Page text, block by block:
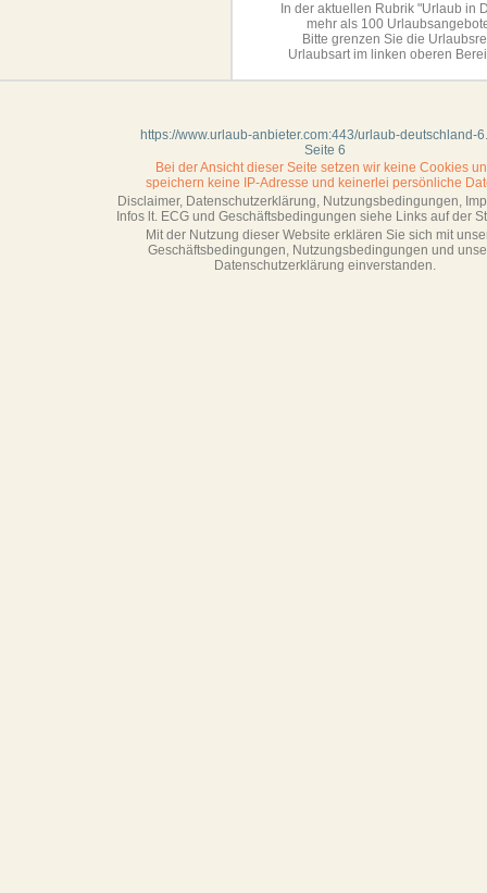
In der aktuellen Rubrik "Urlaub in
mehr als 100
Bitte grenzen Sie die
Urlaubsart im linken oberen
https://www.urlaub-anbieter.com:443/urlaub-deutschland-
Seite 6
Bei der Ansicht dieser Seite setzen wir keine Cookies
speichern keine IP-Adresse und keinerlei persönliche
Disclaimer, Datenschutzerklärung, Nutzungsbedingungen,
Infos lt. ECG und Geschäftsbedingungen siehe Links auf der
Mit der Nutzung dieser Website erklären Sie sich mit
Geschäftsbedin­gungen, Nutzungsbedingungen und
Datenschutzerklärung einverstanden.